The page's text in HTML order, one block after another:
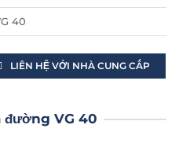
40
LIÊN HỆ VỚI NHÀ CUNG CẤP
đường VG 40